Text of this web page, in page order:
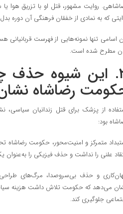
روایت مشهور، قتل او با تزریق
که به نمادی از خفقان فرهنگی آن دوره
اسامی تنها نمونه‌هایی از فهرست
مطرح شده است.
۳. این شیوه حذف
رضاشاه
از پزشک برای قتل زندانیان
بود:
متمرکز و امنیت‌محور، حکومت رضاشاه
علنی را نداشت و حذف فیزیکی را به‌عنوان
و حذف بی‌سروصدا، مرگ‌های
می‌دهد که حکومت تلاش داشت هزینه
جلوگیری کند.